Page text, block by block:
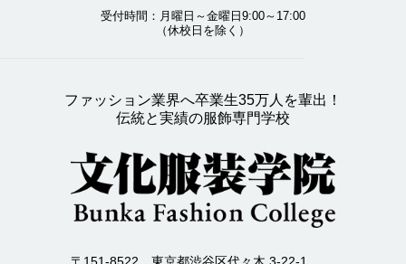
受付時間：月曜日～金曜日9:00～17:00
（休校日を除く）
ファッション業界へ卒業生35万人を輩出！
伝統と実績の服飾専門学校
〒151-8522 東京都渋谷区代々木 3-22-1